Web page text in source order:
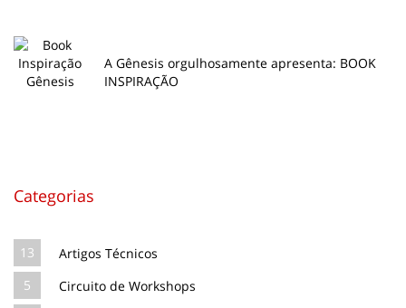
A Gênesis orgulhosamente apresenta: BOOK
INSPIRAÇÃO
Categorias
13
Artigos Técnicos
5
Circuito de Workshops